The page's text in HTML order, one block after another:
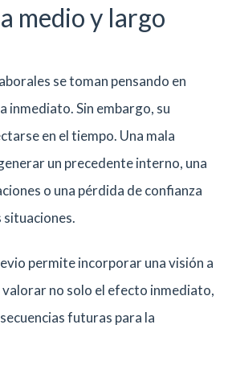
medio y largo
se toman pensando en
inmediato. Sin embargo, su
en el tiempo. Una mala
un precedente interno, una
o una pérdida de confianza
permite incorporar una visión a
no solo el efecto inmediato,
futuras para la